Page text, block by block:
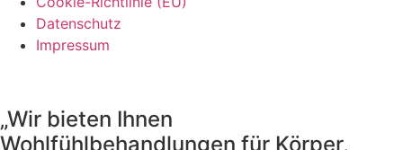
Datenschutz
Impressum
„Wir bieten Ihnen
Wohlfühlbehandlungen für Körper,